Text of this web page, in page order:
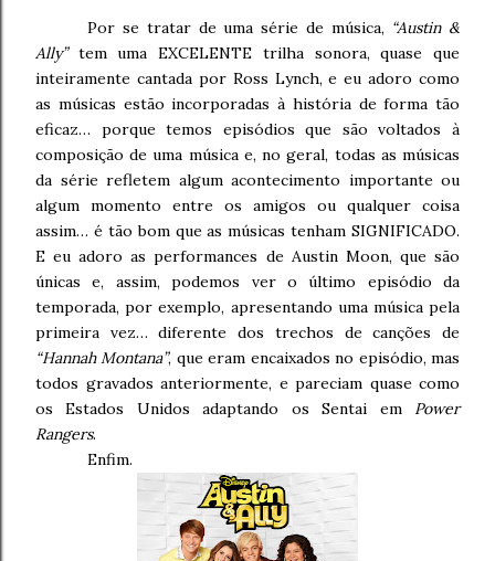
Por se tratar de uma série de música, “Austin &
Ally”tem uma EXCELENTE trilha sonora, quase que
inteiramente cantada por Ross Lynch, e eu adoro como
as músicas estão incorporadas à história de forma tão
eficaz… porque temos episódios que são voltados à
composição de uma música e, no geral, todas as músicas
da série refletem algum acontecimento importante ou
algum momento entre os amigos ou qualquer coisa
assim… é tão bom que as músicas tenham SIGNIFICADO.
E eu adoro as performances de Austin Moon, que são
únicas e, assim, podemos ver o último episódio da
temporada, por exemplo, apresentando uma música pela
primeira vez… diferente dos trechos de canções de
“Hannah Montana”, que eram encaixados no episódio, mas
todos gravados anteriormente, e pareciam quase como
os Estados Unidos adaptando os Sentai em Power
Rangers.
Enfim.